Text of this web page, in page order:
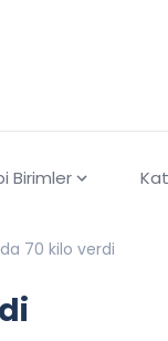
Birimler
70 kilo verdi